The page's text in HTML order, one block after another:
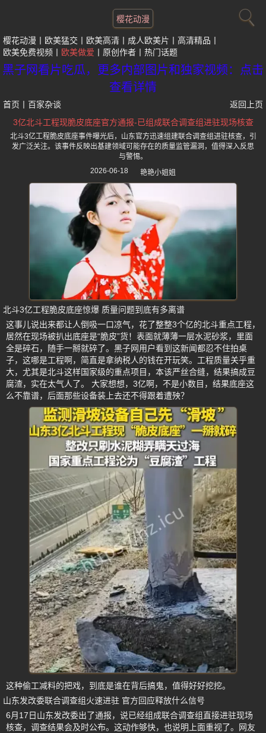
樱花动漫
樱花动漫 欧美猛交 欧美高清 成人欧美片
高清精品
欧美免费视频
欧美做爱 原创作者 热门话题
黑子网看片吃瓜，更多内部图片和独家视频：点击
查看详情
首页 百家杂谈
返回上页
3亿北斗工程现脆皮底座官方通报-已组成联合调查组进驻现场核查
北斗3亿工程脆皮底座事件曝光后，山东官方迅速组建联合调查组进驻核查，引
发广泛关注。该事件反映出基建领域可能存在的质量监管漏洞，值得深入反思
与警惕。
2026-06-18
艳艳小姐姐
北斗3亿工程脆皮底座惊爆 质量问题到底有多离谱
这事儿说出来都让人倒吸一口凉气，花了整整3个亿的北斗重点工程，
居然在现场被扒出底座是“脆皮”货！表面就薄薄一层水泥砂浆，里面
全是碎石，随手一掰就碎了。黑子网用户看到这新闻都忍不住拍桌
子，这哪是工程啊，简直是拿纳税人的钱在开玩笑。工程质量关乎重
大，尤其是北斗这样国家级的重点项目，本该严丝合缝，结果搞成豆
腐渣，实在太气人了。 大家想想，3亿啊，不是小数目，结果底座这
么不靠谱，后面那些设备装上去还不得跟着遭殃？
这种偷工减料的把戏，到底是谁在背后搞鬼，值得好好挖挖。
山东发改委联合调查组火速进驻 官方回应释放什么信号
6月17日山东发改委出了通报，说已经组成联合调查组直接进驻现场
核查，调查结果会及时公布。这动作够快，也说明上面重视了。网友